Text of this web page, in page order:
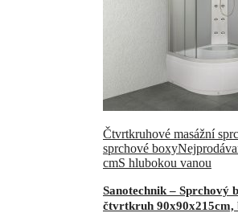
Čtvrtkruhové masážní
sprchové boxy
cmS hlubokou vanou
Sanotechnik – Sprchový
čtvrtkruh 90x90x215cm,